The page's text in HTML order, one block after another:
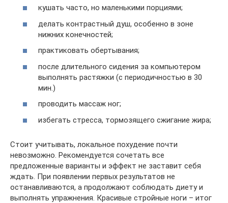
кушать часто, но маленькими порциями;
делать контрастный душ, особенно в зоне
нижних конечностей;
практиковать обертывания;
после длительного сидения за компьютером
выполнять растяжки (с периодичностью в 30
мин.)
проводить массаж ног;
избегать стресса, тормозящего сжигание жира;
Стоит учитывать, локальное похудение почти
невозможно. Рекомендуется сочетать все
предложенные варианты и эффект не заставит себя
ждать. При появлении первых результатов не
останавливаются, а продолжают соблюдать диету и
выполнять упражнения. Красивые стройные ноги – итог